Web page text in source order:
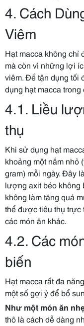
4. Cách
Viêm
Hạt macca không
mà còn vì những lợi
viêm. Để tận dụng tối
dụng hạt macca
4.1. Liều
thụ
Khi sử dụng hạt
khoảng một nắm
gram) mỗi ngày. Đây
lượng axit béo không
không làm tăng quá
thể được tiêu thụ trực
các món ăn khác.
4.2. Các
biến
Hạt macca rất đa
một số gợi ý để bổ
Như một món ăn
thô là cách dễ dàng